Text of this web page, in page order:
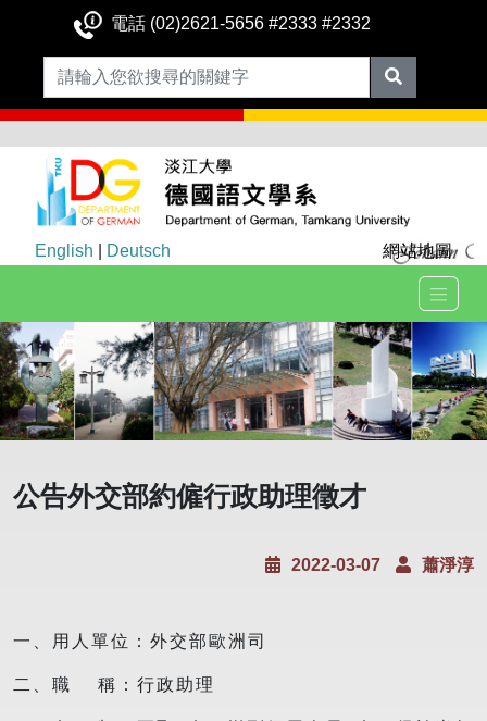
電話 (02)2621-5656 #2333 #2332
English Deutsch 網站地圖
公告外交部約僱行政助理徵才
2022-03-07 蕭淨淳
一、用人單位：外交部歐洲司
二、職 稱：行政助理